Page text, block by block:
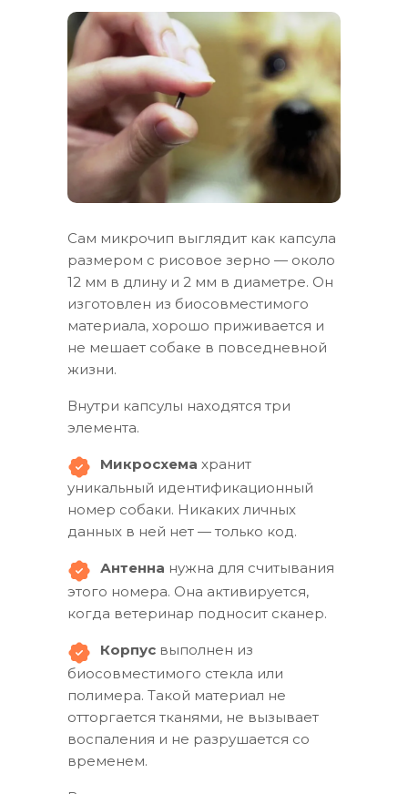
Сам микрочип выглядит как капсула
размером с рисовое зерно — около
12 мм в длину и 2 мм в диаметре. Он
изготовлен из биосовместимого
материала, хорошо приживается и
не мешает собаке в повседневной
жизни.
Внутри капсулы находятся три
элемента.
Микросхема хранит
уникальный идентификационный
номер собаки. Никаких личных
данных в ней нет — только код.
Антенна нужна для считывания
этого номера. Она активируется,
когда ветеринар подносит сканер.
Корпус выполнен из
биосовместимого стекла или
полимера. Такой материал не
отторгается тканями, не вызывает
воспаления и не разрушается со
временем.